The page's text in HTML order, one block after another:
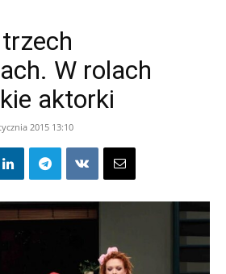
W rolach
aktorki
2015 13:10